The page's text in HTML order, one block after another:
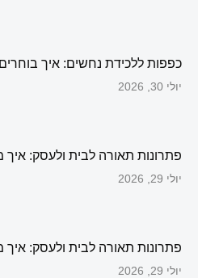
כפפות ללכידת נחשים: איך
יולי 30, 2026
פתרונות תאורה לבית ולעסק: איך
יולי 29, 2026
פתרונות תאורה לבית ולעסק: איך
יולי 29, 2026